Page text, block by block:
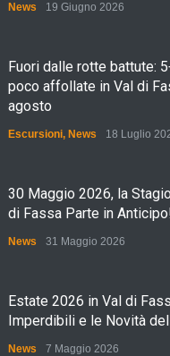
News 19 Giugno 2026
Fuori dalle rotte battute:
poco affollate in Val di
agosto
Escursioni, News 18 Luglio
30 Maggio 2026, la
di Fassa Parte in
News 31 Maggio 2026
Estate 2026 in Val di
Imperdibili e le Novità
News 7 Maggio 2026